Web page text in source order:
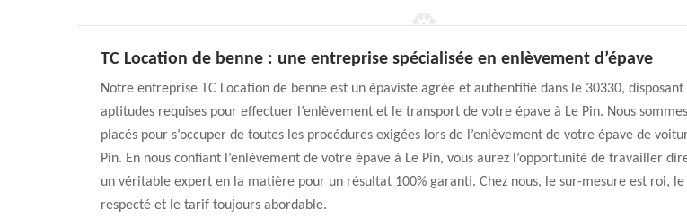
TC Location de benne : une entreprise spécialisée en enlèvement d’épave
Notre entreprise TC Location de benne est un épaviste agrée et authentifié dans le 30330, disposant
aptitudes requises pour effectuer l’enlèvement et le transport de votre épave à Le Pin. Nous
placés pour s’occuper de toutes les procédures exigées lors de l’enlèvement de votre épave de
Pin. En nous confiant l’enlèvement de votre épave à Le Pin, vous aurez l’opportunité de travailler
un véritable expert en la matière pour un résultat 100% garanti. Chez nous, le sur-mesure est roi, le
respecté et le tarif toujours abordable.